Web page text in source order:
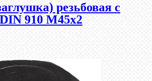
резьбовая с
910 М45х2